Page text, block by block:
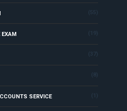
(55)
(19)
(37)
(8)
SERVICE (1)